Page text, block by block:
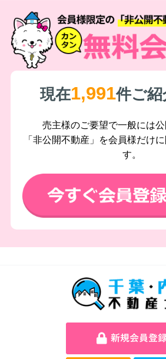
現在1,991件ご紹
売主様のご要望で一般には
「非公開不動産」を会員様だけ
す。